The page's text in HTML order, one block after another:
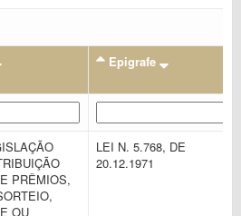
Epigrafe
PRÊMIOS,
OU
LEI N. 5.768, DE
20.12.1971